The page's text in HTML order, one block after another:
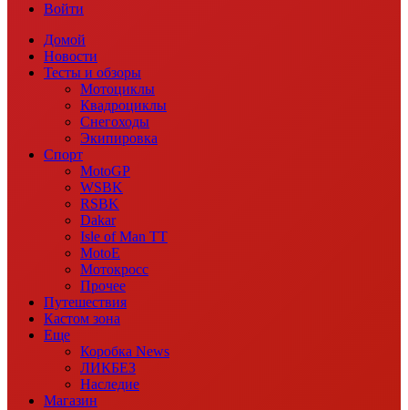
Войти
Домой
Новости
Тесты и обзоры
Мотоциклы
Квадроциклы
Снегоходы
Экипировка
Спорт
MotoGP
WSBK
RSBK
Dakar
Isle of Man TT
MotoE
Мотокросс
Прочее
Путешествия
Кастом зона
Еще
Коробка News
ЛИКБЕЗ
Наследие
Магазин